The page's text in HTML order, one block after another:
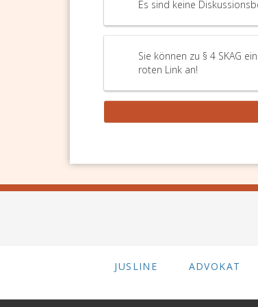
Es sind keine
Sie können zu § 4 SKAG
roten Link an!
JUSLINE ADVOKAT